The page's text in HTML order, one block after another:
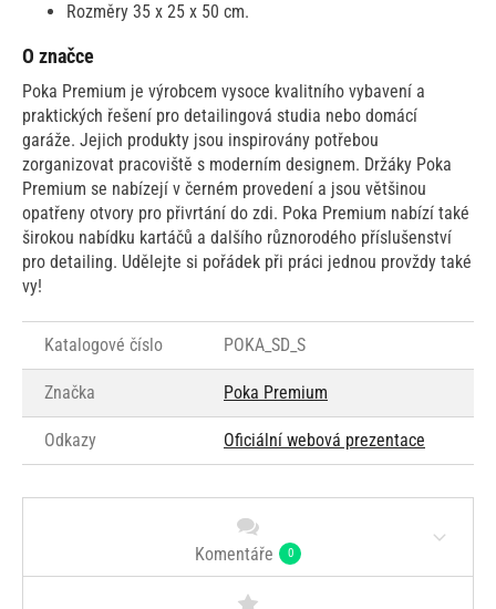
Rozměry 35 x 25 x 50 cm.
O značce
Poka Premium je výrobcem vysoce kvalitního vybavení a
praktických řešení pro detailingová studia nebo domácí
garáže. Jejich produkty jsou inspirovány potřebou
zorganizovat pracoviště s moderním designem. Držáky Poka
Premium se nabízejí v černém provedení a jsou většinou
opatřeny otvory pro přivrtání do zdi. Poka Premium nabízí také
širokou nabídku kartáčů a dalšího různorodého příslušenství
pro detailing. Udělejte si pořádek při práci jednou provždy také
vy!
Katalogové číslo POKA_SD_S
Značka Poka Premium
Odkazy Oficiální webová prezentace
Komentáře 0